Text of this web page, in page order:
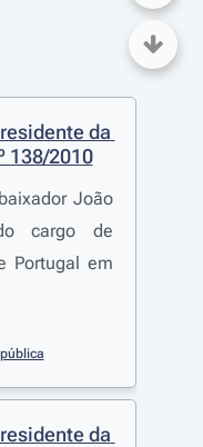
da
138/2010
João
cargo de
Portugal em
da